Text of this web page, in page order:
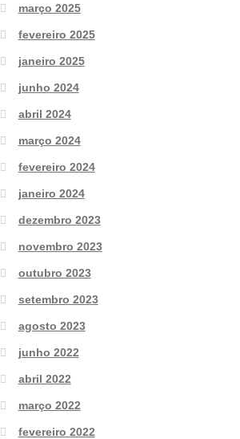
março 2025
fevereiro 2025
janeiro 2025
junho 2024
abril 2024
março 2024
fevereiro 2024
janeiro 2024
dezembro 2023
novembro 2023
outubro 2023
setembro 2023
agosto 2023
junho 2022
abril 2022
março 2022
fevereiro 2022